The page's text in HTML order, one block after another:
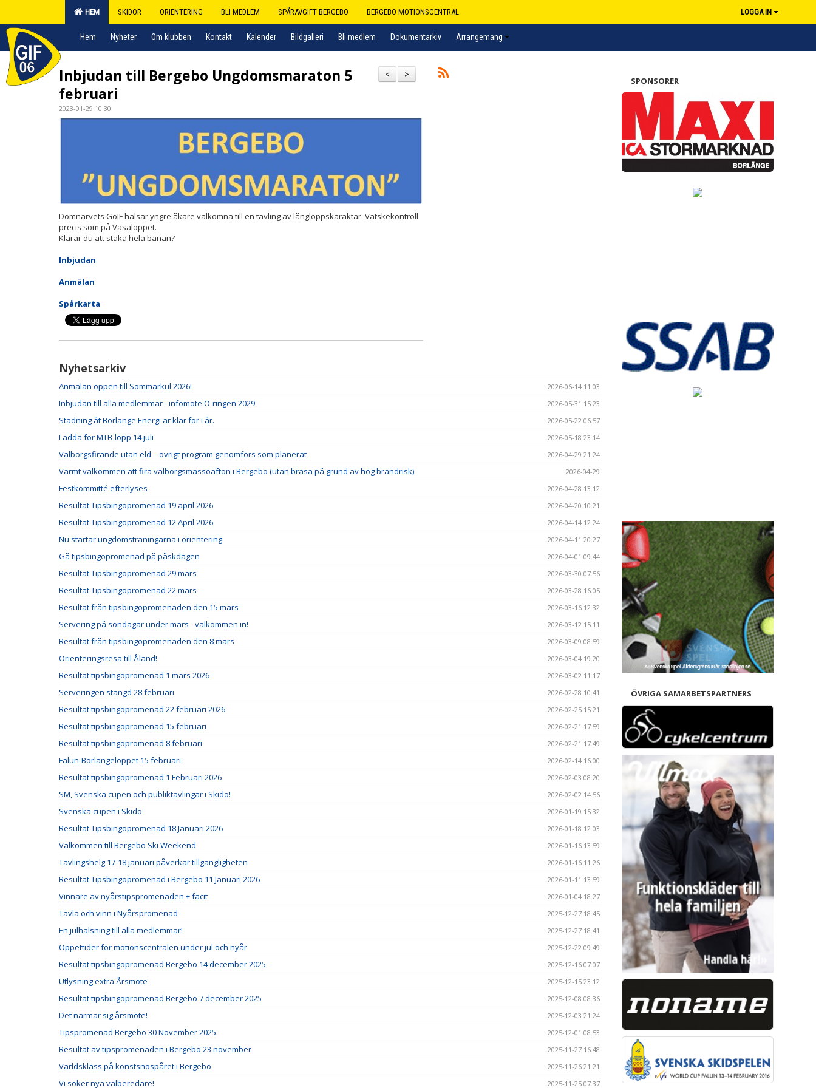
HEM SKIDOR ORIENTERING BLI MEDLEM SPÅRAVGIFT BERGEBO BERGEBO MOTIONSCENTRAL LOGGA IN
Hem Nyheter Om klubben Kontakt Kalender Bildgalleri Bli medlem Dokumentarkiv Arrangemang
>
<
Inbjudan till Bergebo Ungdomsmaraton 5
februari
2023-01-29 10:30
Domnarvets GoIF hälsar yngre åkare välkomna till en tävling av långloppskaraktär. Vätskekontroll
precis som på Vasaloppet.
Klarar du att staka hela banan?
Inbjudan
Anmälan
Spårkarta
Nyhetsarkiv
Anmälan öppen till Sommarkul 2026! 2026-06-14 11:03
Inbjudan till alla medlemmar - infomöte O-ringen 2029 2026-05-31 15:23
Städning åt Borlänge Energi är klar för i år. 2026-05-22 06:57
Ladda för MTB-lopp 14 juli 2026-05-18 23:14
Valborgsfirande utan eld – övrigt program genomförs som planerat 2026-04-29 21:24
Varmt välkommen att fira valborgsmässoafton i Bergebo (utan brasa på grund av hög brandrisk) 2026-04-29
Festkommitté efterlyses 2026-04-28 13:12
Resultat Tipsbingopromenad 19 april 2026 2026-04-20 10:21
Resultat Tipsbingopromenad 12 April 2026 2026-04-14 12:24
Nu startar ungdomsträningarna i orientering 2026-04-11 20:27
Gå tipsbingopromenad på påskdagen 2026-04-01 09:44
Resultat Tipsbingopromenad 29 mars 2026-03-30 07:56
Resultat Tipsbingopromenad 22 mars 2026-03-28 16:05
Resultat från tipsbingopromenaden den 15 mars 2026-03-16 12:32
Servering på söndagar under mars - välkommen in! 2026-03-12 15:11
Resultat från tipsbingopromenaden den 8 mars 2026-03-09 08:59
Orienteringsresa till Åland! 2026-03-04 19:20
Resultat tipsbingopromenad 1 mars 2026 2026-03-02 11:17
Serveringen stängd 28 februari 2026-02-28 10:41
Resultat tipsbingopromenad 22 februari 2026 2026-02-25 15:21
Resultat tipsbingopromenad 15 februari 2026-02-21 17:59
Resultat tipsbingopromenad 8 februari 2026-02-21 17:49
Falun-Borlängeloppet 15 februari 2026-02-14 16:00
Resultat tipsbingopromenad 1 Februari 2026 2026-02-03 08:20
SM, Svenska cupen och publiktävlingar i Skido! 2026-02-02 14:56
Svenska cupen i Skido 2026-01-19 15:32
Resultat Tipsbingopromenad 18 Januari 2026 2026-01-18 12:03
Välkommen till Bergebo Ski Weekend 2026-01-16 13:59
Tävlingshelg 17-18 januari påverkar tillgängligheten 2026-01-16 11:26
Resultat Tipsbingopromenad i Bergebo 11 Januari 2026 2026-01-11 13:59
Vinnare av nyårstipspromenaden + facit 2026-01-04 18:27
Tävla och vinn i Nyårspromenad 2025-12-27 18:45
En julhälsning till alla medlemmar! 2025-12-27 18:41
Öppettider för motionscentralen under jul och nyår 2025-12-22 09:49
Resultat tipsbingopromenad Bergebo 14 december 2025 2025-12-16 07:07
Utlysning extra Årsmöte 2025-12-15 23:12
Resultat tipsbingopromenad Bergebo 7 december 2025 2025-12-08 08:36
Det närmar sig årsmöte! 2025-12-03 21:24
Tipspromenad Bergebo 30 November 2025 2025-12-01 08:53
Resultat av tipspromenaden i Bergebo 23 november 2025-11-27 16:48
Världsklass på konstsnöspåret i Bergebo 2025-11-26 21:21
Vi söker nya valberedare! 2025-11-25 07:37
SPONSORER
ÖVRIGA SAMARBETSPARTNERS